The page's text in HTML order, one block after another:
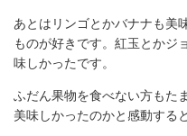
あとはリンゴとかバナナも美
ものが好きです。紅玉とかジ
味しかったです。
ふだん果物を食べない方もた
美味しかったのかと感動する